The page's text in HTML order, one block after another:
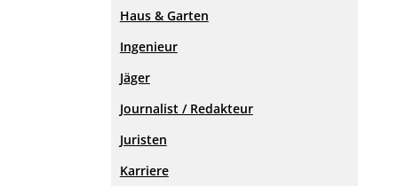
Haus & Garten
Ingenieur
Jäger
Journalist / Redakteur
Juristen
Karriere